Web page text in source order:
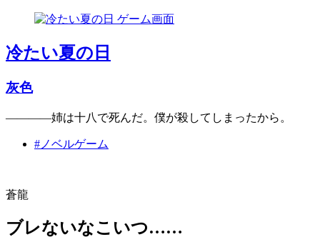
冷たい夏の日
灰色
――――姉は十八で死んだ。僕が殺してしまったから。
#ノベルゲーム
蒼龍
ブレないなこいつ……